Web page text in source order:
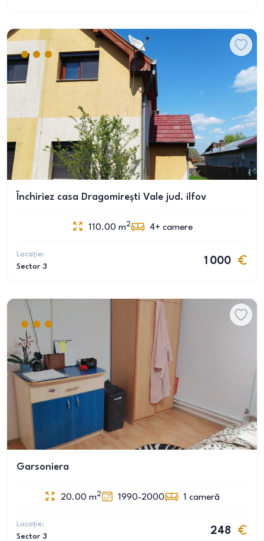
Închiriez casa Dragomirești Vale jud. ilfov
110.00 m2 4+ camere
Locație:
Sector 3
1 000
Garsoniera
20.00 m2 1990-2000 1 cameră
Locație:
Sector 3
248